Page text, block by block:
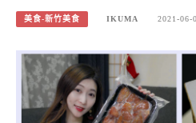
美食-新竹美食 IKUMA 2021-06-